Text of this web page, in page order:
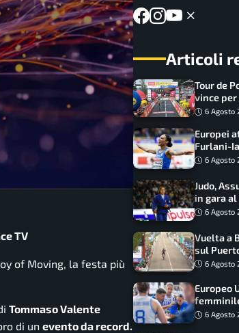
TV
of Moving, la festa più
Tommaso Valente
di un evento da record.
Articoli
Tour de
vince
su6 Agosto
Europei
Furlani-
azzurro:
6 Agosto
Judo,
in gara al
17 azzurri
6 Agosto
Vuelta a
sul
Ciccone
6 Agosto
Europeo
forte:6 Agosto